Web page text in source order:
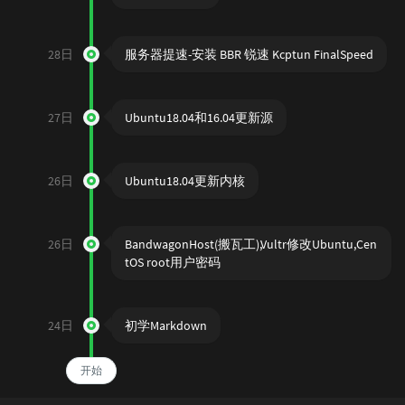
28日 服务器提速-安装 BBR 锐速 Kcptun FinalSpeed
27日 Ubuntu18.04和16.04更新源
26日 Ubuntu18.04更新内核
26日
BandwagonHost(搬瓦工),Vultr修改Ubuntu,Cen
tOS root用户密码
24日 初学Markdown
开始